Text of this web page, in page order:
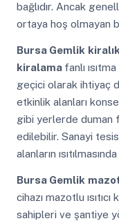
bağlıdır. Ancak
ortaya hoş olmayan
Bursa Gemlik
kiralama fanlı
geçici olarak ihtiyaç
etkinlik alanları
gibi yerlerde duman
edilebilir. Sanayi
alanların
Bursa Gemlik
cihazı mazotlu
sahipleri ve şantiye